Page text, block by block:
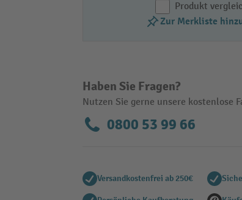
Anbaufeld
Produkt
Zur Merkliste
Haben Sie Fragen?
Nutzen Sie gerne unsere kostenlose
0800 53 99 66
Versandkostenfrei ab 250€